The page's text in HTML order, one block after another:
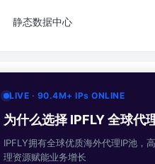
静态数据中心
LIVE · 90.4M+ IPs ONLINE
为什么选择 IPFLY 全球代
IPFLY拥有全球优质海外代理IP池，
理资源赋能业务增长